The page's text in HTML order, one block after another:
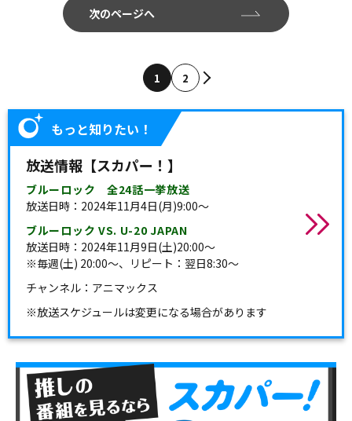
次のページへ
1 2
もっと知りたい！
放送情報【スカパー！】
ブルーロック 全24話一挙放送
放送日時：2024年11月4日(月)9:00～
ブルーロック VS. U-20 JAPAN
放送日時：2024年11月9日(土)20:00～
※毎週(土) 20:00～、リピート：翌日8:30～
チャンネル：アニマックス
※放送スケジュールは変更になる場合があります